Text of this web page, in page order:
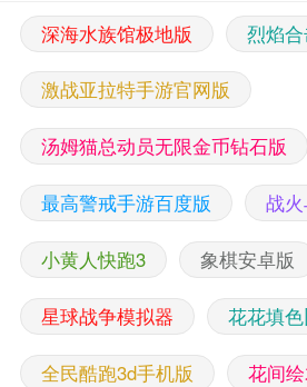
深海水族馆极地版 烈焰
激战亚拉特手游官网版
汤姆猫总动员无限金币钻石版
最高警戒手游百度版 战
小黄人快跑3 象棋安卓版
星球战争模拟器 花花填
全民酷跑3d手机版 花间